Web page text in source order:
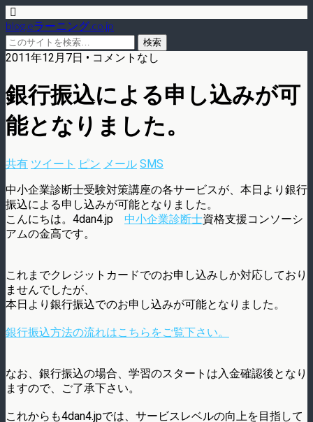
blog.eラーニング.co.jp
2011年12月7日 • コメントなし
銀行振込による申し込みが可
能となりました。
共有 ツイート ピン メール SMS
中小企業診断士受験対策講座の各サービスが、本日より銀行
振込による申し込みが可能となりました。
こんにちは。4dan4.jp 中小企業診断士資格支援コンソーシ
アムの金高です。
これまでクレジットカードでのお申し込みしか対応しており
ませんでしたが、
本日より銀行振込でのお申し込みが可能となりました。
銀行振込方法の流れはこちらをご覧下さい。
なお、銀行振込の場合、学習のスタートは入金確認後となり
ますので、ご了承下さい。
これからも4dan4.jpでは、サービスレベルの向上を目指して